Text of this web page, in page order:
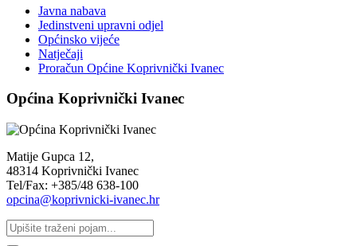
Javna nabava
Jedinstveni upravni odjel
Općinsko vijeće
Natječaji
Proračun Općine Koprivnički Ivanec
Općina Koprivnički Ivanec
Matije Gupca 12,
48314 Koprivnički Ivanec
Tel/Fax: +385/48 638-100
opcina@koprivnicki-ivanec.hr